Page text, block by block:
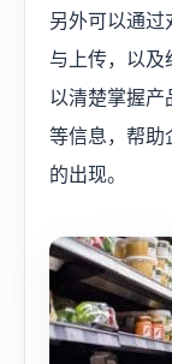
另外可以通过
与上传，以
以清楚掌握
等信息，帮助
的出现。